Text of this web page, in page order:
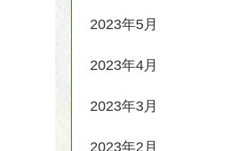
2023年5月
2023年4月
2023年3月
2023年2月